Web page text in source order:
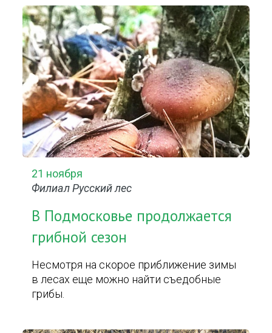
21 ноября
Филиал Русский лес
В Подмосковье продолжается
грибной сезон
Несмотря на скорое приближение зимы
в лесах еще можно найти съедобные
грибы.